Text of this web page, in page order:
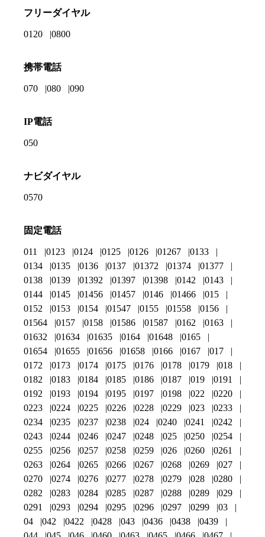
フリーダイヤル
0120 0800
携帯電話
070 080 090
IP電話
050
ナビダイヤル
0570
固定電話
011 0123 0124 0125 0126 01267
0133
0134
0135 0136 0137 01372 01374
01377
0138
0139 01392 01397 01398 0142
0143
0144
0145 01456 01457 0146 01466
015
0152
0153 0154 01547 0155 01558
0156
01564
0157 0158 01586 01587 0162
0163
01632
01634 01635 0164 01648
0165
01654
01655 01656 01658 0166 0167
017
0172
0173 0174 0175 0176 0178 0179
018
0182
0183 0184 0185 0186 0187 019
0191
0192
0193 0194 0195 0197 0198 022
0220
0223
0224 0225 0226 0228 0229 023
0233
0234
0235 0237 0238 024 0240 0241
0242
0243
0244 0246 0247 0248 025 0250
0254
0255
0256 0257 0258 0259 026 0260
0261
0263
0264 0265 0266 0267 0268 0269
027
0270
0274 0276 0277 0278 0279 028
0280
0282
0283 0284 0285 0287 0288 0289
029
0291
0293 0294 0295 0296 0297 0299
03
04
042 0422 0428 043 0436 0438
0439